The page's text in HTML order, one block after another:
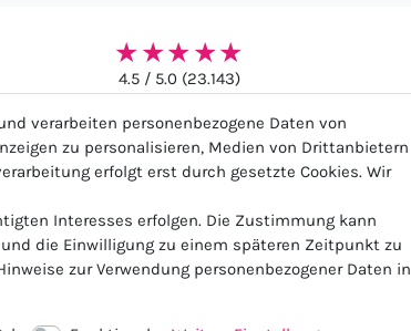
★★★★★
4.5 / 5.0 (23.143)
Daten­schutz­erklärung AGB Widerrufs­recht
Vertrag widerrufen
verarbeiten personenbezogene Daten von
zu personalisieren, Medien von Drittanbietern
erfolgt erst durch gesetzte Cookies. Wir
Interesses erfolgen. Die Zustimmung kann
die Einwilligung zu einem späteren Zeitpunkt zu
zur Verwendung personenbezogener Daten in